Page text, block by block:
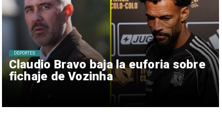
Claudio Bravo baja la euforia sobre
fichaje de Vozinha
DEPORTES